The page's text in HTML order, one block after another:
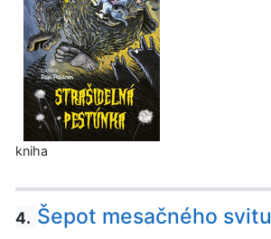
kniha
4. Šepot mesačného svitu